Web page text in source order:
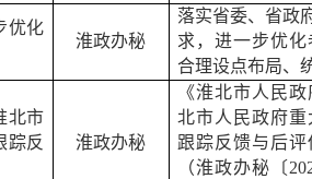
优化
淮政办秘
落实省委、省政
求，进一步优
合理设点布局、
北市
踪反
淮政办秘
《淮北市人民
北市人民政府
跟踪反馈与后
（淮政办秘〔